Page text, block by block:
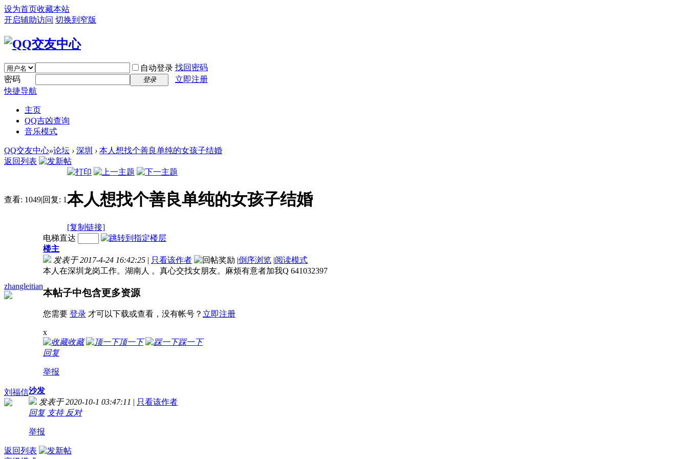
设为首页收藏本站
开启辅助访问 切换到窄版
自动登录 找回密码
密码
登录
立即注册
快捷导航
主页
QQ吉凶查询
音乐模式
QQ交友中心»论坛 › 深圳 › 本人想找个善良单纯的女孩子结婚
返回列表
查看: 1049|回复: 1本人想找个善良单纯的女孩子结婚
[复制链接]
zhangleitian
电梯直达
楼主
发表于 2017-4-24 16:42:25 | 只看该作者 |倒序浏览 |阅读模式
本人在深圳龙岗工作。湖南人 。真心交找女朋友。麻烦有意者加我Q 641032397
本帖子中包含更多资源
您需要 登录 才可以下载或查看，没有帐号？ 立即注册
x
收藏
顶一下
踩一下
回复
举报
刘福信沙发
发表于 2020-10-1 03:47:11 | 只看该作者
回复 支持 反对
举报
返回列表